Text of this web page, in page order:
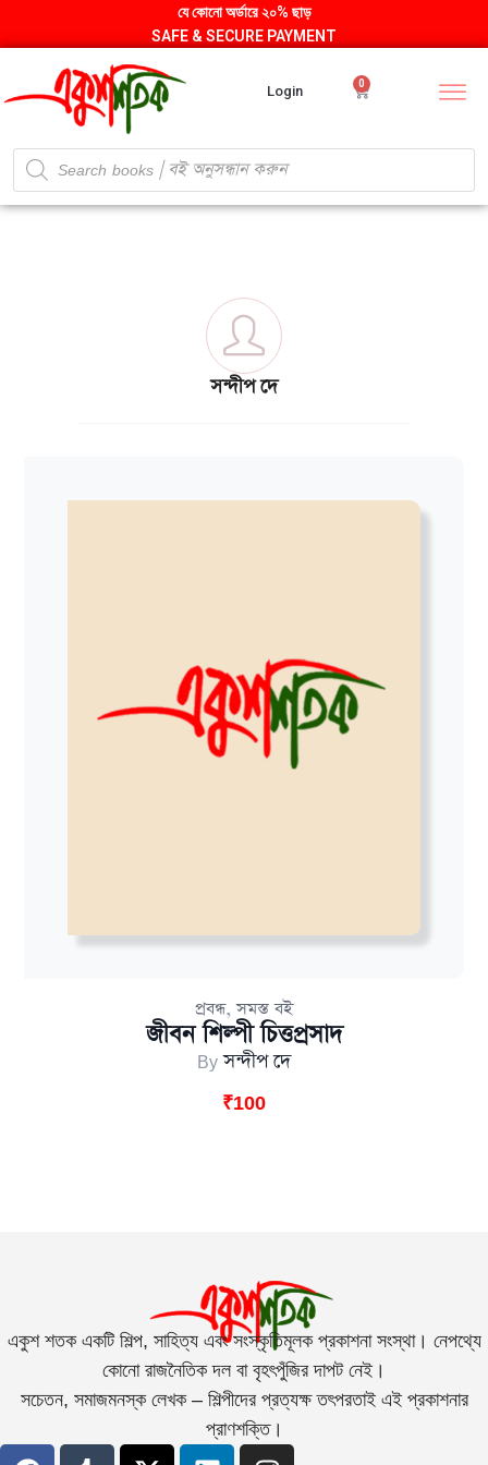
যে কোনো অর্ডারে ২০% ছাড়
SAFE & SECURE PAYMENT
Login 0
সন্দীপ দে
প্রবন্ধ,সমস্ত বই
জীবন শিল্পী চিত্তপ্রসাদ
Byসন্দীপ দে
₹100
একুশ শতক একটি শিল্প, সাহিত্য এবং সংস্কৃতিমূলক প্রকাশনা সংস্থা। নেপথ্যে
কোনো রাজনৈতিক দল বা বৃহৎপুঁজির দাপট নেই।
সচেতন, সমাজমনস্ক লেখক – শিল্পীদের প্রত্যক্ষ তৎপরতাই এই প্রকাশনার
প্রাণশক্তি।